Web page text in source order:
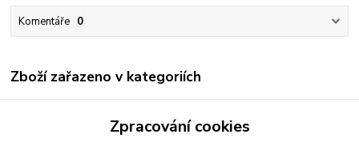
Komentáře 0
Zboží zařazeno v kategoriích
Renesans
Akrylové barvy jednotlivěZpracování cookies